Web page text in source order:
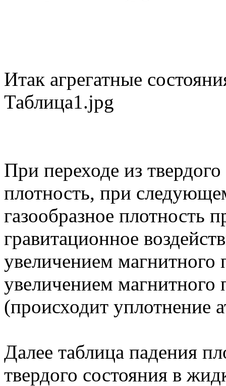
Итак агрегатные
Таблица1.jpg
При переходе из
плотность, при
газообразное плотность
гравитационное
увеличением магнитного
увеличением магнитного
(происходит уплотнение
Далее таблица падения
твердого состояния в